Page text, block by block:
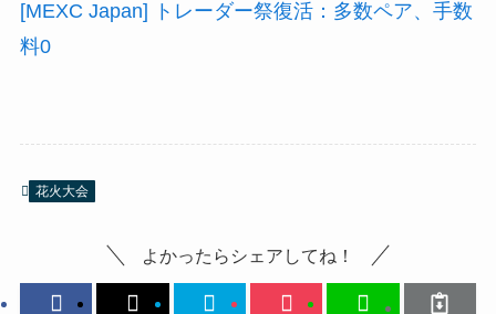
[MEXC Japan] トレーダー祭復活：多数ペア、手数
料0
花火大会
よかったらシェアしてね！